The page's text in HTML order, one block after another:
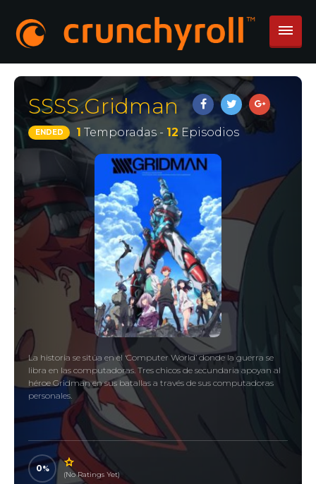
SSSS.Gridman
ENDED 1 Temporadas - 12 Episodios
La historia se sitúa en el ‘Computer World’ donde la guerra se
libra en las computadoras. Tres chicos de secundaria apoyan al
héroe Gridman en sus batallas a través de sus computadoras
personales.
0
(No Ratings Yet)